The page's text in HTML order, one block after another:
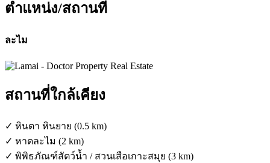
ตำแหน่ง/สถานที่
ละไม
สถานที่ใกล้เคียง
✓ หินตา หินยาย (0.5 km)
✓ หาดละไม (2 km)
✓ พิพิธภัณฑ์สัตว์น้ำ / สวนเสือเกาะสมุย (3 km)